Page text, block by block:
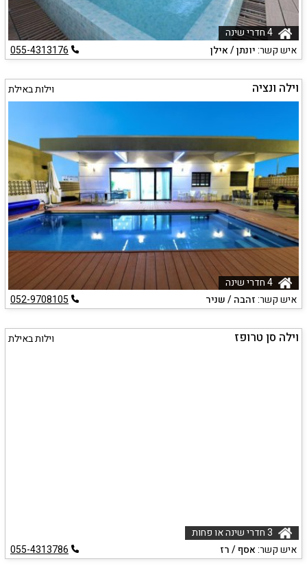
איש קשר:יונתן / אילן 055-4313176
וילה ונציה וילות באילת
איש קשר:זהבה / שניר 052-9708105
וילה סן טרופז וילות באילת
איש קשר:אסף / רז 055-4313786